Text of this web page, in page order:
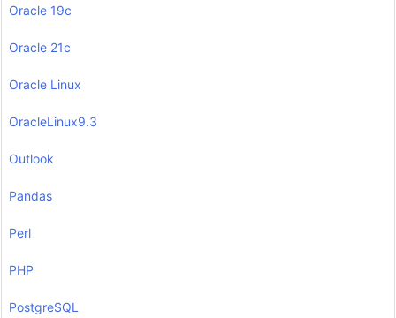
Oracle 19c
Oracle 21c
Oracle Linux
OracleLinux9.3
Outlook
Pandas
Perl
PHP
PostgreSQL